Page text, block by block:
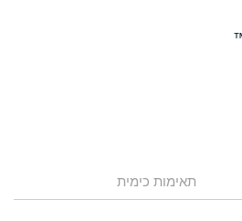
תאימות כימית